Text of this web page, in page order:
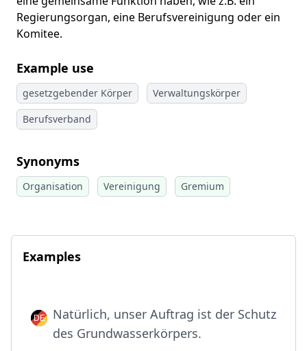
Regierungsorgan, eine Berufsvereinigung oder ein
Komitee.
Example use
gesetzgebender Körper
Verwaltungskörper
Berufsverband
Synonyms
Organisation Vereinigung Gremium
Examples
Natürlich, unser Auftrag ist der Schutz
des Grundwasserkörpers.